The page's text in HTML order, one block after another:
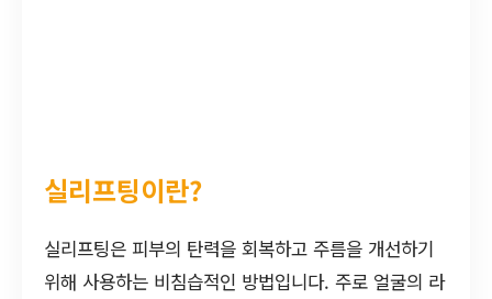
실리프팅이란?
실리프팅은 피부의 탄력을 회복하고 주름을 개선하기
위해 사용하는 비침습적인 방법입니다. 주로 얼굴의 라